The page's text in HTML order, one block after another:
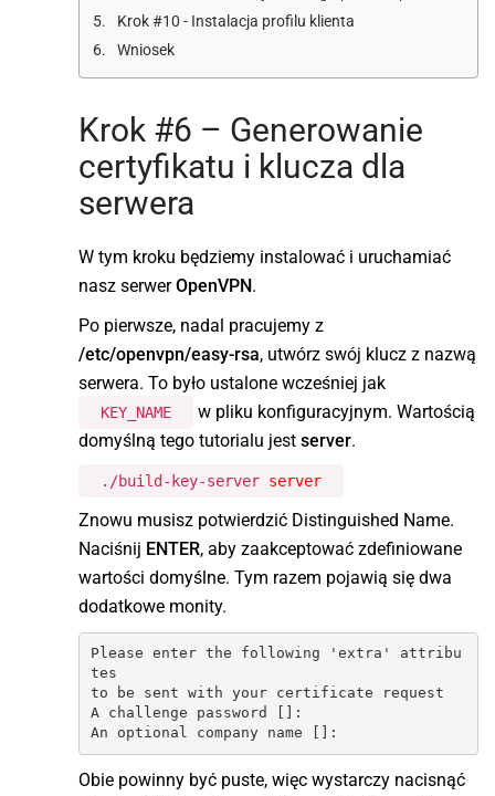
Krok #10 - Instalacja profilu klienta
Wniosek
Krok #6 – Generowanie
certyfikatu i klucza dla
serwera
W tym kroku będziemy instalować i uruchamiać
nasz serwerOpenVPN.
Po pierwsze, nadal pracujemy z
/etc/openvpn/easy-rsa, utwórz swój klucz z nazwą
serwera. To było ustalone wcześniej jak
KEY_NAME
w pliku konfiguracyjnym. Wartością
domyślną tego tutorialu jest server.
./build-key-server server
Znowu musisz potwierdzić Distinguished Name.
Naciśnij ENTER, aby zaakceptować zdefiniowane
wartości domyślne. Tym razem pojawią się dwa
dodatkowe monity.
Please enter the following 'extra' attribu
tes
to be sent with your certificate request
A challenge password []:
An optional company name []:
Obie powinny być puste, więc wystarczy nacisnąć